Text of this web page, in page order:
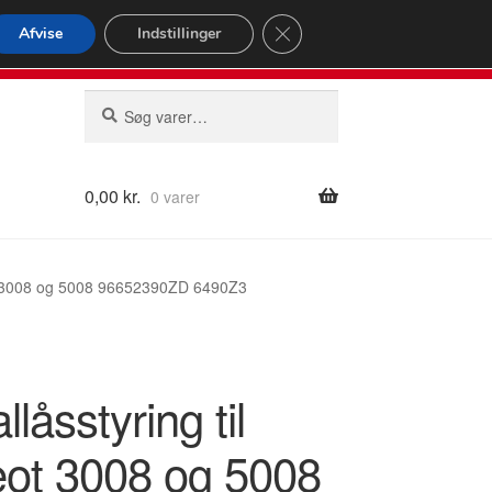
forsendelse
02Man-fre 9-16
efter:
0,00 kr. 0 varer
og 5008 96652390ZD 6490Z3
til
3008 og 5008
Afvise Indstillinger Close GDPR Cookie Banner